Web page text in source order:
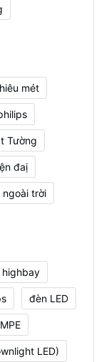
mét
Tường
đaị
trời
đèn LED
LED)